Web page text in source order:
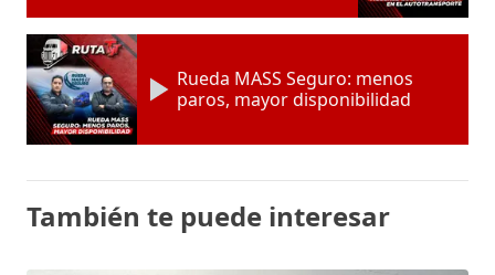
Rueda MASS Seguro: menos
paros, mayor disponibilidad
También te puede interesar